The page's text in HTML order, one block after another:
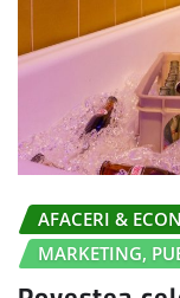
AFACERI &
MARKETING,